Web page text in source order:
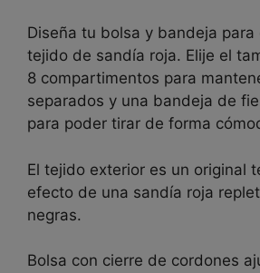
Diseña tu bolsa y bandeja
tejido de sandía roja. Elije el
8 compartimentos para
separados y una bandeja de
para poder tirar de forma
El tejido exterior es un original
efecto de una sandía roja
negras.
Bolsa con cierre de cordones